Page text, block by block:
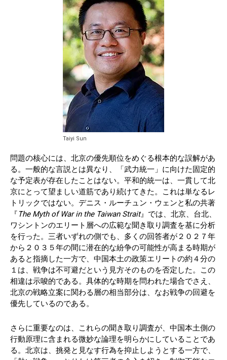
Taiyi Sun
問題の核心には、北京の優先順位をめぐる根本的な誤解があ
る。一般的な言説とは異なり、「武力統一」に向けた固定的
な予定表が存在したことはない。平和的統一は、一貫して北
京にとって望ましい道筋であり続けてきた。これは単なるレ
トリックではない。デニス・ルーチュン・ウェンと私の共著
『The Myth of War in the Taiwan Strait』では、北京、台北、
ワシントンのエリート層への広範な聞き取り調査を基に分析
を行った。三者いずれの側でも、多くの回答者が２０２７年
から２０３５年の間に潜在的な紛争の可能性が高まる時期が
あると指摘した一方で、中国本土の政策エリートの約４分の
１は、戦争は不可避だという見方そのものを否定した。この
相違は示唆的である。具体的な時期を問われた場合でさえ、
北京の戦略立案に関わる層の相当部分は、なお戦争の回避を
優先しているのである。
さらに重要なのは、これらの聞き取り調査が、中国本土側の
行動原理に含まれる微妙な論理を明らかにしていることであ
る。北京は、挑発と見なす行為を抑止しようとする一方で、